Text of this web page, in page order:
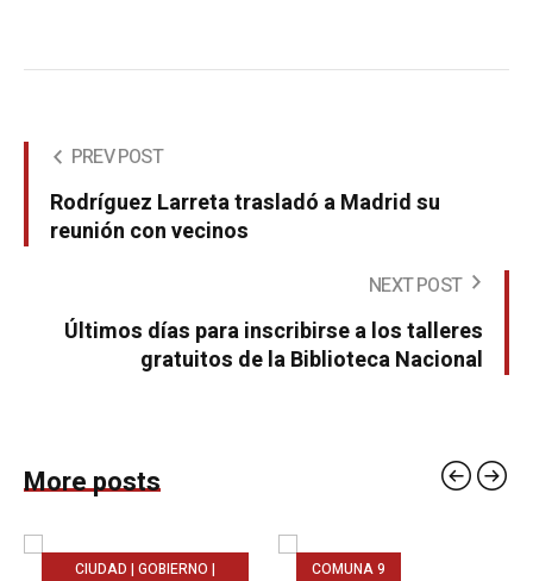
PREV POST
Rodríguez Larreta trasladó a Madrid su
reunión con vecinos
NEXT POST
Últimos días para inscribirse a los talleres
gratuitos de la Biblioteca Nacional
More posts
CIUDAD | GOBIERNO |
COMUNA 9